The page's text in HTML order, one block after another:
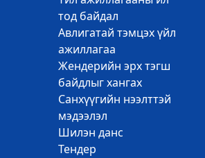
тод байдал
Авлигатай тэмцэх үйл
ажиллагаа
Жендерийн эрх тэгш
байдлыг хангах
Санхүүгийн нээлттэй
мэдээлэл
Шилэн данс
Тендер